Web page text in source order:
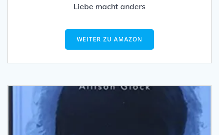
Liebe macht anders
WEITER ZU AMAZON